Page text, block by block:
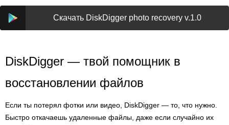
Скачать DiskDigger photo recovery v.1.0
DiskDigger — твой помощник в
восстановлении файлов
Если ты потерял фотки или видео, DiskDigger — то, что нужно.
Быстро откачаешь удаленные файлы, даже если случайно их